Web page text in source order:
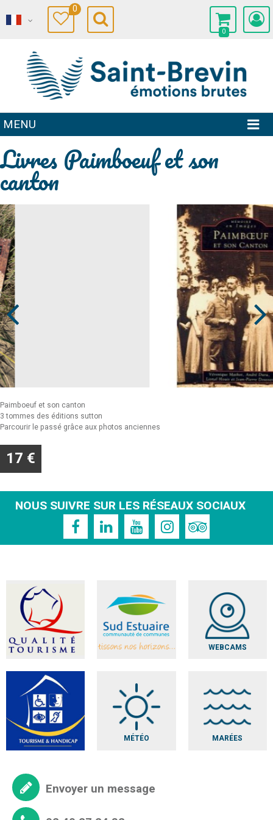
0
0
MENU
Livres Paimboeuf et son
canton
Prev Next
Paimboeuf et son canton
3 tommes des éditions sutton
Parcourir le passé grâce aux photos anciennes
17 €
NOUS SUIVRE SUR LES RÉSEAUX SOCIAUX
WEBCAMS
MÉTÉO MARÉES
Envoyer un message